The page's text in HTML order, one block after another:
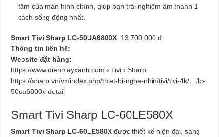
tâm của màn hình chính, giúp bạn trải nghiệm âm thanh 1
cách sống động nhất.
Smart Tivi Sharp LC-50UA6800X: 13.700.000 đ
Thông tin liên hệ:
Website đặt hàng:
https://www.dienmayxanh.com › Tivi › Sharp
https://sharp.vn/vn/index.php/thiet-bi-nghe-nhin/tivi/tivi-4k/…/lc-
50ua6800x-detail
Smart Tivi Sharp LC-60LE580X
Smart Tivi Sharp LC-60LE580X được thiết kế hiện đại, sang